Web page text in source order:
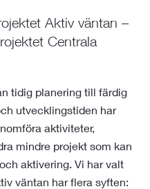
Aktiv väntan –
Centrala
tidig planering till färdig
utvecklingstiden har
aktiviteter,
mindre projekt som kan
aktivering. Vi har valt
väntan har flera syften: